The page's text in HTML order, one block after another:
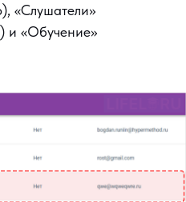
«Слушатели»
и «Обучение»